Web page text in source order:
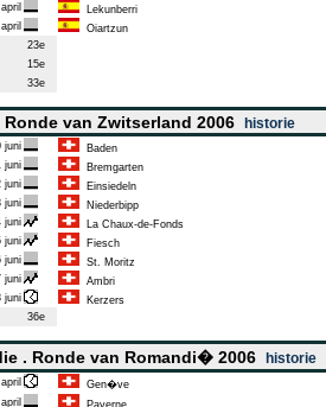
Lekunberri
Oiartzun
23e
15e
33e
van Zwitserland 2006 historie
juni Baden
juni Bremgarten
juni Einsiedeln
juni Niederbipp
juni La Chaux-de-Fonds
juni Fiesch
juni St. Moritz
juni Ambri
juni Kerzers
36e
. Ronde van Romandi� 2006 historie
Gen�ve